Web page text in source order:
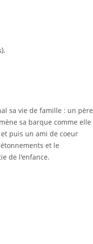
sa vie de famille : un père
sa barque comme elle
puis un ami de coeur
et le
de l'enfance.